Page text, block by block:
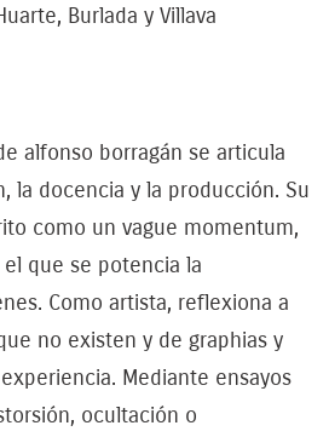
Burlada y Villava
alfonso borragán se articula
la docencia y la producción. Su
como un vague momentum,
que se potencia la
Como artista, reflexiona a
no existen y de graphias y
Mediante ensayos
ocultación o